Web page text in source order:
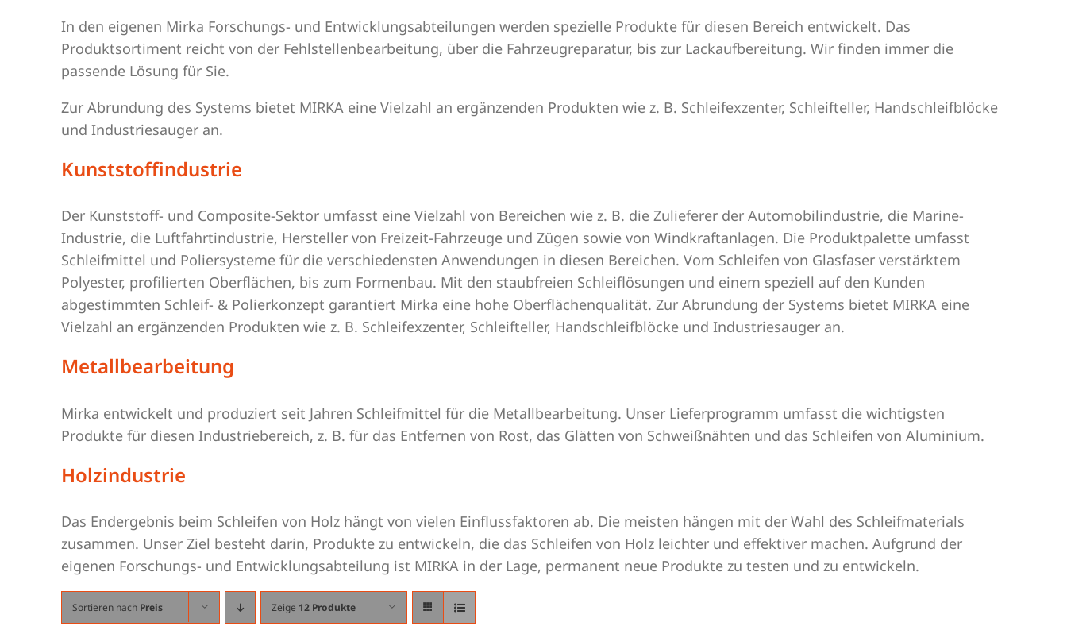
In den eigenen Mirka Forschungs- und Entwicklungsabteilungen werden spezielle Produkte für diesen Bereich entwickelt. Das
Produktsortiment reicht von der Fehlstellenbearbeitung, über die Fahrzeugreparatur, bis zur Lackaufbereitung. Wir finden immer die
passende Lösung für Sie.
Zur Abrundung des Systems bietet MIRKA eine Vielzahl an ergänzenden Produkten wie z. B. Schleifexzenter, Schleifteller, Handschleifblöcke
und Industriesauger an.
Kunststoffindustrie
Der Kunststoff- und Composite-Sektor umfasst eine Vielzahl von Bereichen wie z. B. die Zulieferer der Automobilindustrie, die Marine-
Industrie, die Luftfahrtindustrie, Hersteller von Freizeit-Fahrzeuge und Zügen sowie von Windkraftanlagen. Die Produktpalette umfasst
Schleifmittel und Poliersysteme für die verschiedensten Anwendungen in diesen Bereichen. Vom Schleifen von Glasfaser verstärktem
Polyester, profilierten Oberflächen, bis zum Formenbau. Mit den staubfreien Schleiflösungen und einem speziell auf den Kunden
abgestimmten Schleif- & Polierkonzept garantiert Mirka eine hohe Oberflächenqualität. Zur Abrundung der Systems bietet MIRKA eine
Vielzahl an ergänzenden Produkten wie z. B. Schleifexzenter, Schleifteller, Handschleifblöcke und Industriesauger an.
Metallbearbeitung
Mirka entwickelt und produziert seit Jahren Schleifmittel für die Metallbearbeitung. Unser Lieferprogramm umfasst die wichtigsten
Produkte für diesen Industriebereich, z. B. für das Entfernen von Rost, das Glätten von Schweißnähten und das Schleifen von Aluminium.
Holzindustrie
Das Endergebnis beim Schleifen von Holz hängt von vielen Einflussfaktoren ab. Die meisten hängen mit der Wahl des Schleifmaterials
zusammen. Unser Ziel besteht darin, Produkte zu entwickeln, die das Schleifen von Holz leichter und effektiver machen. Aufgrund der
eigenen Forschungs- und Entwicklungsabteilung ist MIRKA in der Lage, permanent neue Produkte zu testen und zu entwickeln.
Sortieren nach Preis Zeige 12 Produkte